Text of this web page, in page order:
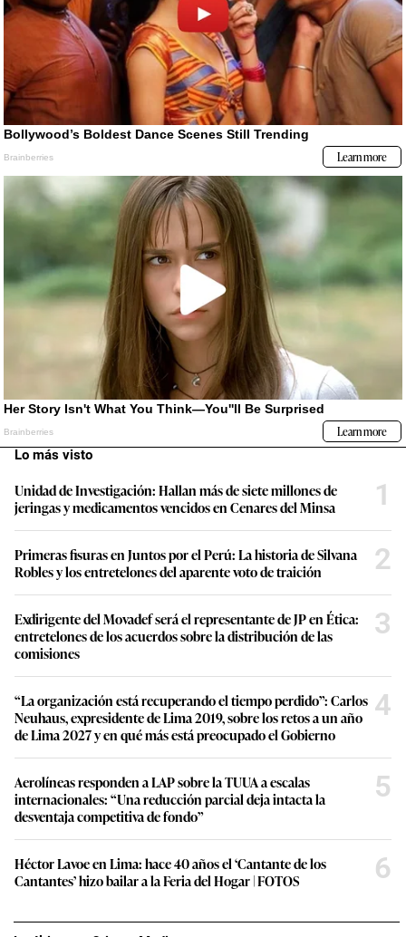
Lo más visto
Unidad de Investigación: Hallan más de siete millones de
jeringas y medicamentos vencidos en Cenares del Minsa
1
Primeras fisuras en Juntos por el Perú: La historia de Silvana
Robles y los entretelones del aparente voto de traición
2
Exdirigente del Movadef será el representante de JP en Ética:
entretelones de los acuerdos sobre la distribución de las
comisiones
3
“La organización está recuperando el tiempo perdido”: Carlos
Neuhaus, expresidente de Lima 2019, sobre los retos a un año
de Lima 2027 y en qué más está preocupado el Gobierno
4
Aerolíneas responden a LAP sobre la TUUA a escalas
internacionales: “Una reducción parcial deja intacta la
desventaja competitiva de fondo”
5
Héctor Lavoe en Lima: hace 40 años el ‘Cantante de los
Cantantes’ hizo bailar a la Feria del Hogar | FOTOS
6